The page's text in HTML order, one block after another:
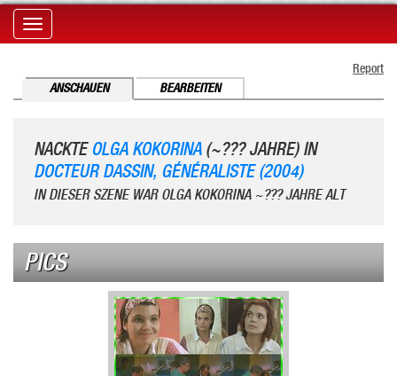
Toggle
navigation
Report
ANSCHAUEN BEARBEITEN
NACKTE OLGA KOKORINA(~??? JAHRE) IN
DOCTEUR DASSIN, GÉNÉRALISTE (2004)
IN DIESER SZENE WAR OLGA KOKORINA ~??? JAHRE ALT
PICS